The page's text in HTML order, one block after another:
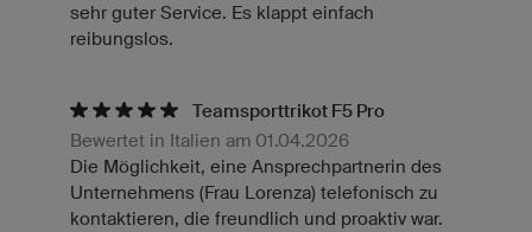
sehr guter Service. Es klappt einfach
reibungslos.
Teamsporttrikot F5 Pro
Bewertet in Italien am 01.04.2026
Die Möglichkeit, eine Ansprechpartnerin des
Unternehmens (Frau Lorenza) telefonisch zu
kontaktieren, die freundlich und proaktiv war.